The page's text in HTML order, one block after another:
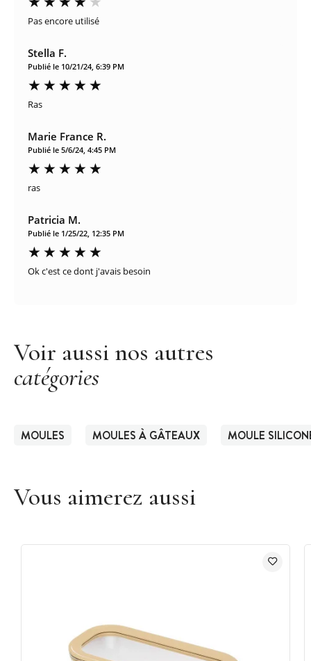
Pas encore utilisé
Stella F.
Publié le 10/21/24, 6:39 PM
Ras
Marie France R.
Publié le 5/6/24, 4:45 PM
ras
Patricia M.
Publié le 1/25/22, 12:35 PM
Ok c'est ce dont j'avais besoin
Voir aussi nos autres
catégories
MOULES MOULES À GÂTEAUX MOULE
Vous aimerez aussi